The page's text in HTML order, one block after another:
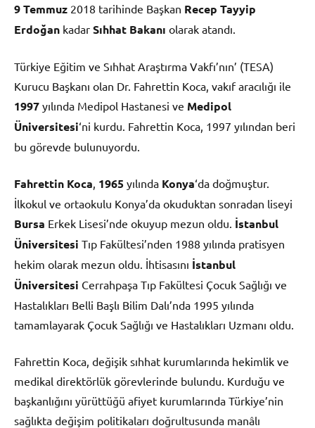
9 Temmuz 2018 tarihinde Başkan Recep Tayyip
Erdoğan kadar Sıhhat Bakanı olarak atandı.
Türkiye Eğitim ve Sıhhat Araştırma Vakfı’nın’ (TESA)
Kurucu Başkanı olan Dr. Fahrettin Koca, vakıf aracılığı ile
1997 yılında Medipol Hastanesi ve Medipol
Üniversitesi‘ni kurdu. Fahrettin Koca, 1997 yılından beri
bu görevde bulunuyordu.
Fahrettin Koca 1965 yılında Konya‘da doğmuştur.
İlkokul ve ortaokulu Konya’da okuduktan sonradan liseyi
Bursa Erkek Lisesi’nde okuyup mezun oldu. İstanbul
Üniversitesi Tıp Fakültesi’nden 1988 yılında pratisyen
hekim olarak mezun oldu. İhtisasını İstanbul
Üniversitesi Cerrahpaşa Tıp Fakültesi Çocuk Sağlığı ve
Hastalıkları Belli Başlı Bilim Dalı’nda 1995 yılında
tamamlayarak Çocuk Sağlığı ve Hastalıkları Uzmanı oldu.
Fahrettin Koca, değişik sıhhat kurumlarında hekimlik ve
medikal direktörlük görevlerinde bulundu. Kurduğu ve
başkanlığını yürüttüğü afiyet kurumlarında Türkiye’nin
sağlıkta değişim politikaları doğrultusunda manâlı